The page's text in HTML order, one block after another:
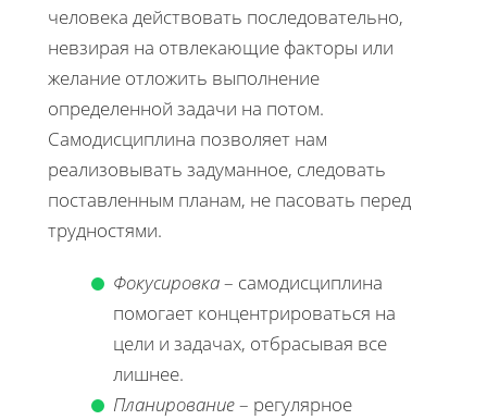
человека действовать последовательно,
невзирая на отвлекающие факторы или
желание отложить выполнение
определенной задачи на потом.
Самодисциплина позволяет нам
реализовывать задуманное, следовать
поставленным планам, не пасовать перед
трудностями.
Фокусировка– самодисциплина
помогает концентрироваться на
цели и задачах, отбрасывая все
лишнее.
Планирование– регулярное